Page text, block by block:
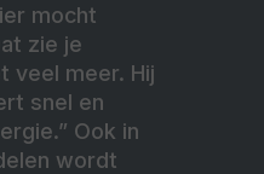
mocht
zie je
veel meer. Hij
snel en
Ook in
wordt